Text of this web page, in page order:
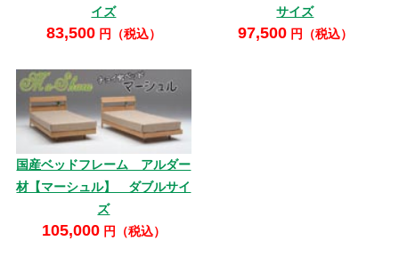
イズ
83,500円（税込）
サイズ
97,500円（税込）
国産ベッドフレーム アルダー
材【マーシュル】 ダブルサイ
ズ
105,000円（税込）